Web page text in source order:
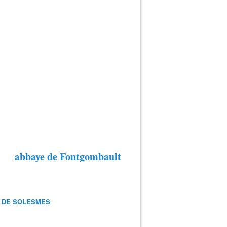
abbaye de Fontgombault
SOLESMES